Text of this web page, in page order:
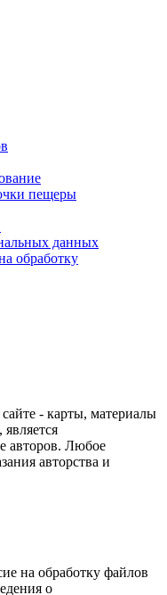
пещеры
данных
обработку
- карты, материалы
авторов. Любое
авторства и
на обработку файлов
о